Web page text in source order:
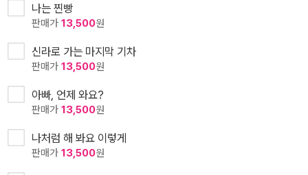
나는 찐빵
판매가 13,500원
신라로 가는 마지막 기차
판매가 13,500원
아빠, 언제 와요?
판매가 13,500원
나처럼 해 봐요 이렇게
판매가 13,500원